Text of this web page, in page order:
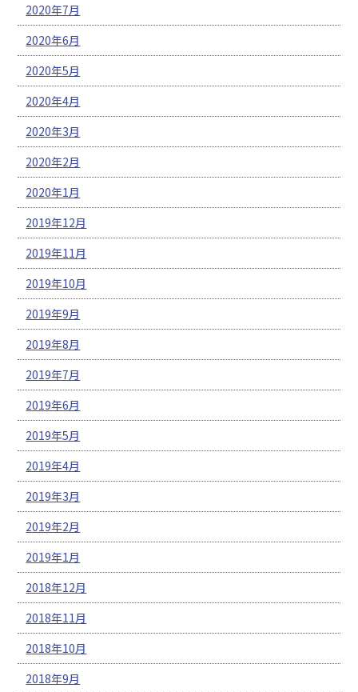
2020年7月
2020年6月
2020年5月
2020年4月
2020年3月
2020年2月
2020年1月
2019年12月
2019年11月
2019年10月
2019年9月
2019年8月
2019年7月
2019年6月
2019年5月
2019年4月
2019年3月
2019年2月
2019年1月
2018年12月
2018年11月
2018年10月
2018年9月